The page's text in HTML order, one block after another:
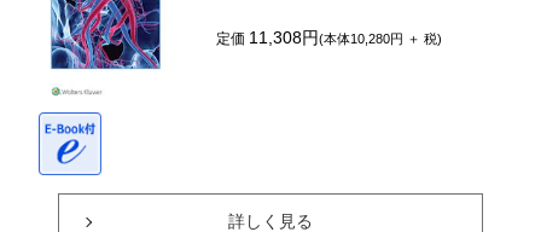
定価 11,308円(本体10,280円 ＋ 税)
詳しく見る